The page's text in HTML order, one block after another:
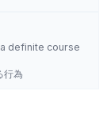
definite course
行為